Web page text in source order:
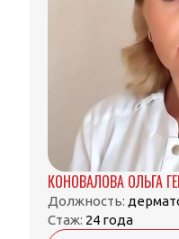
КОНОВАЛОВА ОЛЬГА
Должность:
Стаж: 24 года